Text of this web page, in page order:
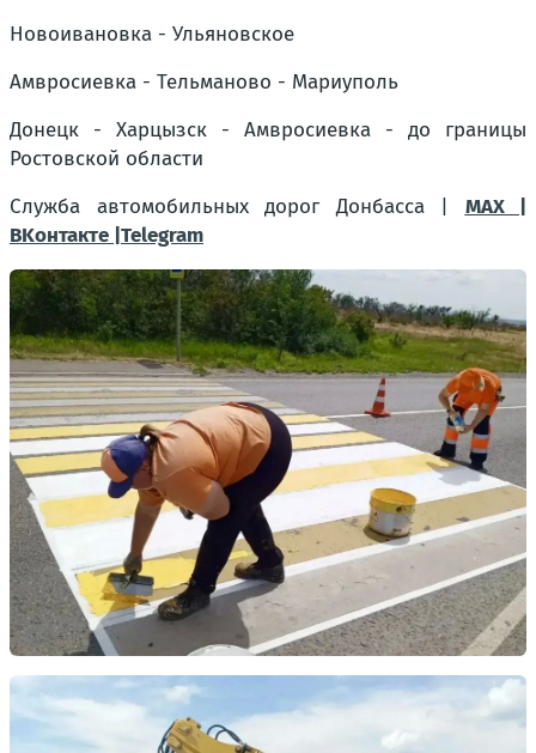
Новоивановка - Ульяновское
Амвросиевка - Тельманово - Мариуполь
Донецк - Харцызск - Амвросиевка - до границы
Ростовской области
Служба автомобильных дорог Донбасса | MAX |
BKонтакте |Telegram